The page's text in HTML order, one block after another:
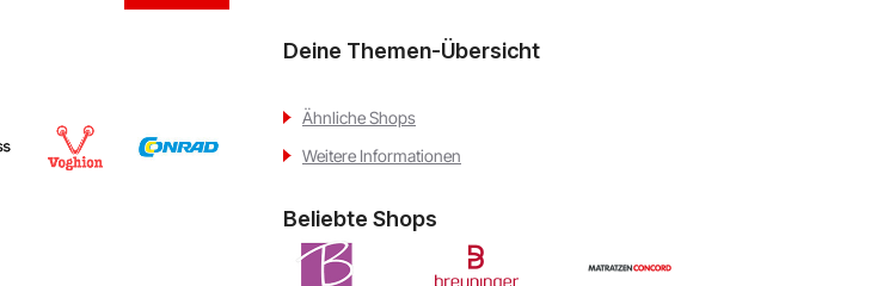
Deine Themen-Übersicht
Ähnliche Shops
Weitere Informationen
Beliebte Shops